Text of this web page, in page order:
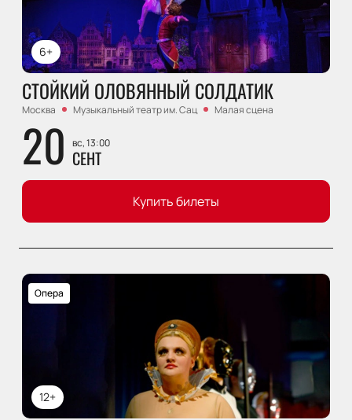
6+
СТОЙКИЙ ОЛОВЯННЫЙ СОЛДАТИК
Москва Музыкальный театр им. Сац Малая сцена
20 вс, 13:00
СЕНТ
Купить билеты
12+
Опера